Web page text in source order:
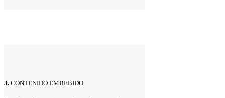
3. CONTENIDO EMBEBIDO